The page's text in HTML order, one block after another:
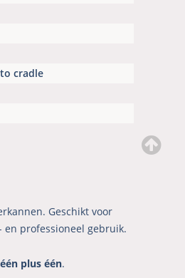
cradle
Geschikt voor
en professioneel gebruik.
plus één.